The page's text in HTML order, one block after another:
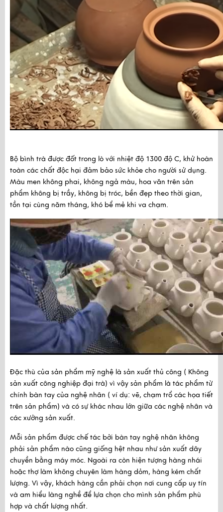
Bộ bình trà được đốt trong lò với nhiệt độ 1300 độ C, khử hoàn
toàn các chất độc hại đảm bảo sức khỏe cho người sử dụng.
Màu men không phai, không ngả màu, hoa văn trên sản
phẩm không bị trầy, không bị tróc, bền đẹp theo thời gian,
tồn tại cùng năm tháng, khó bể mẻ khi va chạm.
Đặc thù của sản phẩm mỹ nghệ là sản xuất thủ công ( Không
sản xuất công nghiệp đại trà) vì vậy sản phẩm là tác phẩm từ
chính bàn tay của nghệ nhân ( ví dụ: vẽ, chạm trổ các họa tiết
trên sản phẩm) và có sự khác nhau lớn giữa các nghệ nhân và
các xưởng sản xuất.
Mỗi sản phẩm được chế tác bởi bàn tay nghệ nhân không
phải sản phẩm nào cũng giống hệt nhau như sản xuất dây
chuyền bằng máy móc. Ngoài ra còn hiện tượng hàng nhái
hoặc thợ làm không chuyên làm hàng dỏm, hàng kém chất
lượng. Vì vậy, khách hàng cần phải chọn nơi cung cấp uy tín
và am hiểu làng nghề để lựa chọn cho mình sản phẩm phù
hợp và chất lượng nhất.